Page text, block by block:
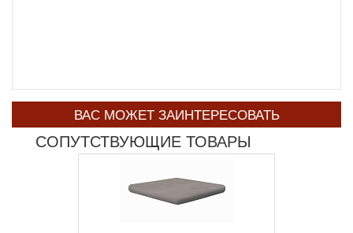
ВАС МОЖЕТ ЗАИНТЕРЕСОВАТЬ
СОПУТСТВУЮЩИЕ ТОВАРЫ